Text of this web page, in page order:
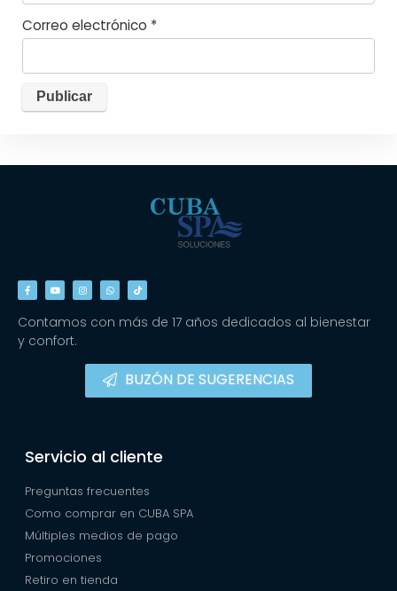
Correo electrónico *
Contamos con más de 17 años dedicados al bienestar
y confort.
BUZÓN DE SUGERENCIAS
Servicio al cliente
Preguntas frecuentes
Como comprar en CUBA SPA
Múltiples medios de pago
Promociones
Retiro en tienda